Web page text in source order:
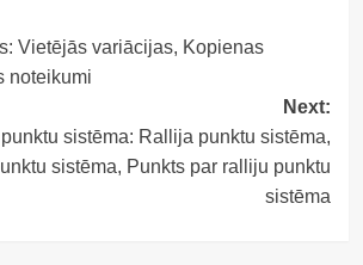
Vietējās variācijas, Kopienas
noteikumi
Next:
sistēma: Rallija punktu sistēma,
sistēma, Punkts par ralliju punktu
sistēma